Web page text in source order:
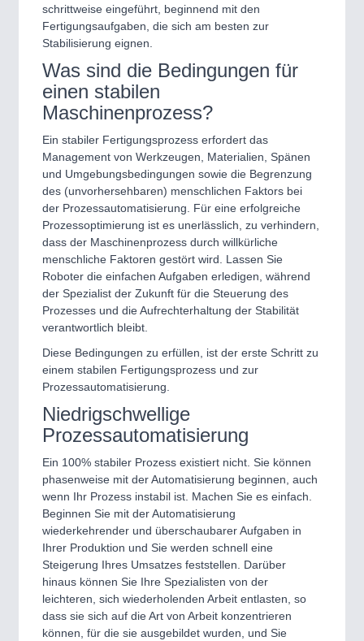
schrittweise eingeführt, beginnend mit den
Fertigungsaufgaben, die sich am besten zur
Stabilisierung eignen.
Was sind die Bedingungen für
einen stabilen
Maschinenprozess?
Ein stabiler Fertigungsprozess erfordert das
Management von Werkzeugen, Materialien, Spänen
und Umgebungsbedingungen sowie die Begrenzung
des (unvorhersehbaren) menschlichen Faktors bei
der Prozessautomatisierung. Für eine erfolgreiche
Prozessoptimierung ist es unerlässlich, zu verhindern,
dass der Maschinenprozess durch willkürliche
menschliche Faktoren gestört wird. Lassen Sie
Roboter die einfachen Aufgaben erledigen, während
der Spezialist der Zukunft für die Steuerung des
Prozesses und die Aufrechterhaltung der Stabilität
verantwortlich bleibt.
Diese Bedingungen zu erfüllen, ist der erste Schritt zu
einem stabilen Fertigungsprozess und zur
Prozessautomatisierung.
Niedrigschwellige
Prozessautomatisierung
Ein 100% stabiler Prozess existiert nicht. Sie können
phasenweise mit der Automatisierung beginnen, auch
wenn Ihr Prozess instabil ist. Machen Sie es einfach.
Beginnen Sie mit der Automatisierung
wiederkehrender und überschaubarer Aufgaben in
Ihrer Produktion und Sie werden schnell eine
Steigerung Ihres Umsatzes feststellen. Darüber
hinaus können Sie Ihre Spezialisten von der
leichteren, sich wiederholenden Arbeit entlasten, so
dass sie sich auf die Art von Arbeit konzentrieren
können, für die sie ausgebildet wurden, und Sie